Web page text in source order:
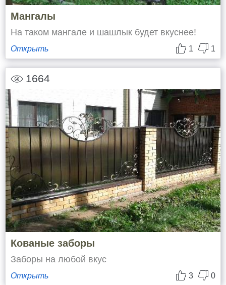
Мангалы
На таком мангале и шашлык будет вкуснее!
Открыть 1 1
1664
Кованые заборы
Заборы на любой вкус
Открыть 3 0